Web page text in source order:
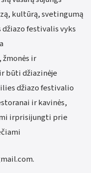
kultūrą, svetingumą
festivalis vyks
ir
būti džiazinėje
džiazo festivalio
ir kavinės,
irprisijungti prie